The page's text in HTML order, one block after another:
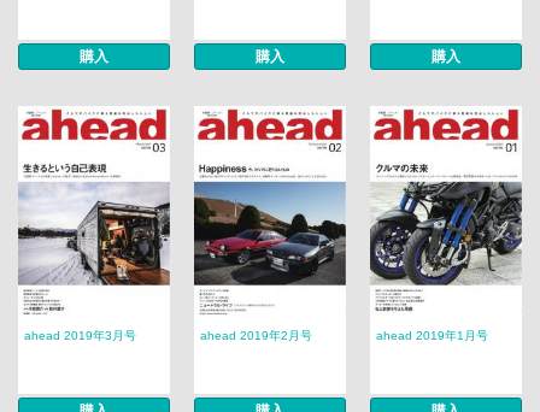
購入 購入 購入
ahead 2019年3月号 ahead 2019年2月号 ahead 2019年1月号